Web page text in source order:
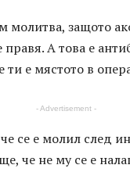
молитва, защото
правя. А това е
е мястото в
- Advertisement -
се е молил след
че не му се е